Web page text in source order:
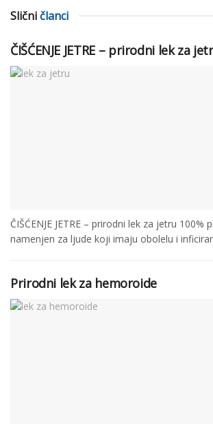
Slični članci
ČIŠĆENJE JETRE – prirodni lek za
ČIŠĆENJE JETRE – prirodni lek za jetru 100%
namenjen za ljude koji imaju obolelu i
Prirodni lek za hemoroide